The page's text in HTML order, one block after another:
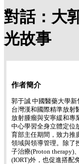
對話：大
光故事
作者簡介
郭于誠 中國醫藥大學
台灣漢和國際精準放射
放射腫瘤與安寧緩和專
中心學習全身立體定位
育部主任期間，致力推
領域與領導管理。除了
子治療(Proton therapy)
(IORT)外，也促進搭配